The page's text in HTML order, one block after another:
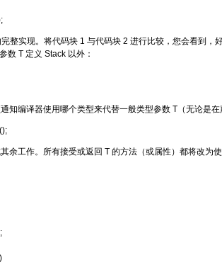
整实现。将代码块 1 与代码块 2 进行比较，您会看到
数 T 定义 Stack 以外：
知编译器使用哪个类型来代替一般类型参数 T（无论是
余工作。所有接受或返回 T 的方法（或属性）都将改为